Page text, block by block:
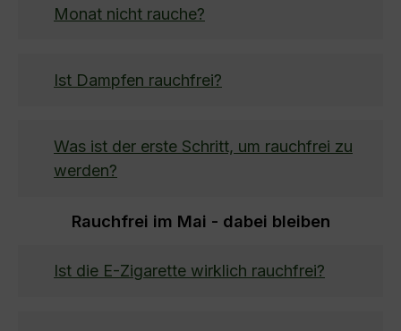
Monat nicht rauche?
Ist Dampfen rauchfrei?
Was ist der erste Schritt, um rauchfrei zu
werden?
Rauchfrei im Mai - dabei bleiben
Ist die E-Zigarette wirklich rauchfrei?